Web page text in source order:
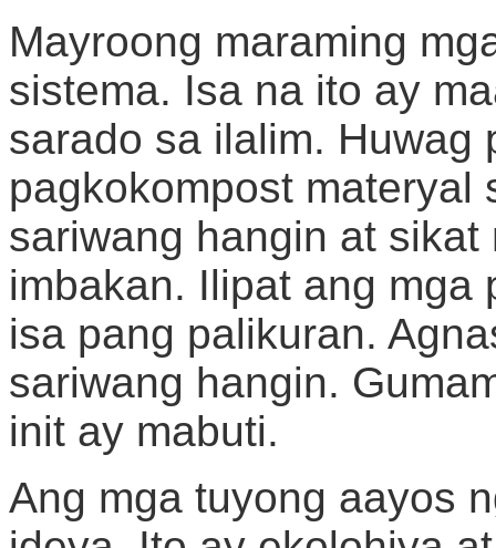
Mayroong maraming
sistema. Isa na ito ay
sarado sa ilalim. Huwag
pagkokompost materyal
sariwang hangin at sikat
imbakan. Ilipat ang mga
isa pang palikuran.
sariwang hangin.
init ay mabuti.
Ang mga tuyong aayos